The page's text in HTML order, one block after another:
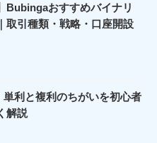
Bubingaおすすめバイナリ
取引種類・戦略・口座開設
利と複利のちがいを初心者
解説